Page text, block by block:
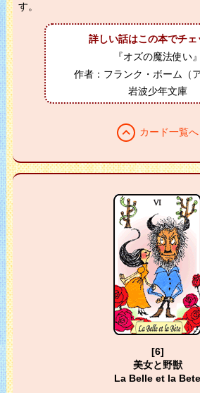
す。
詳しい話はこの本でチェ
『オズの魔法使い』
作者：フランク・ボーム（
岩波少年文庫
expand_less カード一覧へ
[6]
美女と野獣
La Belle et la Bete